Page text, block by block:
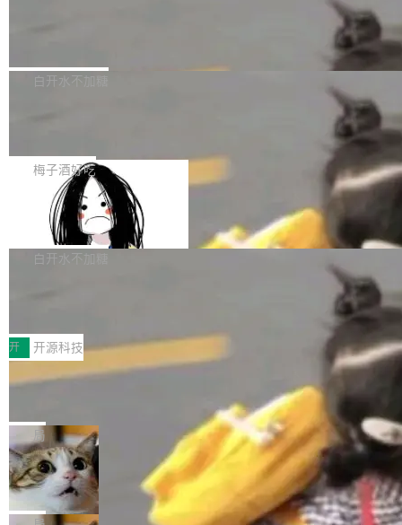
获配9...
题，该问题可能导致在旧版 Linux 内核...
P）！这一里程碑不仅标志着 Fluss 迈入新的发
长期停止内容更新，未能实现其作为“AI版维基百
提交的编辑请求也长期处于待处理状态。 Groki
pedia 于去年底上线，定位为由人工智能生成内
容的百科平台，被马斯克视为传统众包百科网站
维基百科的替代方案。Lawfare 调查发现，无论
热门页面还是低关注度页面，均未出现近期更
白开水不加糖
是这样的：配 MessageSource 的 Bean、写 R
eloadableResourceBundleMessageSource、
声明 LocaleResolver、注册 LocaleChangeInt
erceptor…五六步之后才能看到第一行翻译文
本。 Solon 换了个方式。整个 i18n 模块围绕三
梅子酒好吃
Apache Doris 4.1 全面增强 Iceberg：
支持 UPDATE、MERGE INTO 与 Iceb
erg V3
Apache Doris 4.1 要补齐的，正是缺失的那一
半。在已有查询能力的基础上，Doris 进一步支
常维护操作，并完整支持 Iceberg V3 格式。
白开水不加糖
村国家自主创新示范区会议中心开幕。本届大会
由中关村智联软件服务业质量创新联盟主办，以
“智构可信·质创未来——AI原生时代的质量新范
式”为主题，直面AI从实验室走向规模化产业落地
的核心质量命题。会上，《2026智能研发生产力
工具选型手册》发布，Testin云测的Testin XAge
nt智能测试系统入选AI测试领域代表产品。对CI
O而言，这提示了一个转变：AI测试正在从效率
工具升级为企业的质量基础设施。 CIO面对的新
开 开源科技
让非法状态不可表示：一篇关于 ADT
有一种东西，一旦用过就回不去了。Alex Fedos
eev 管它叫"软件设计的基石"。 他说的东西不新
鲜——代数数据类型（ADT），尤其是和类型
（sum type）。但他说清楚了一件事：这不是类
型系统的学术体操，是日常编码的思维方式。 文
章从一个简单的例子切入。一个网站的深色主题
局
Cloudflare 开源内部企业 AI 平台 Clou
dflare OS
Cloudflare 发布了一个开源项目 Cloudflare O
S。如果你只看官方博客，你会觉得这是又一